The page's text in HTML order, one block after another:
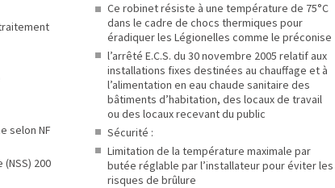
selon NF
200
Ce robinet résiste à une température de 75°C
dans le cadre de chocs thermiques pour
éradiquer les Légionelles comme le préconise
l’arrêté E.C.S. du 30 novembre 2005 relatif aux
installations fixes destinées au chauffage et à
l’alimentation en eau chaude sanitaire des
bâtiments d’habitation, des locaux de travail
ou des locaux recevant du public
Sécurité :
Limitation de la température maximale par
butée réglable par l’installateur pour éviter les
risques de brûlure